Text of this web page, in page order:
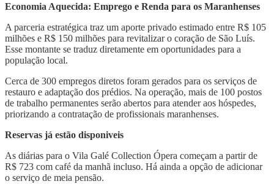
Economia Aquecida: Emprego e Renda para os Maranhenses
​A parceria estratégica traz um aporte privado estimado entre R$ 105
milhões e R$ 150 milhões para revitalizar o coração de São Luís.
Esse montante se traduz diretamente em oportunidades para a
população local.
Cerca de 300 empregos diretos foram gerados para os serviços de
restauro e adaptação dos prédios. Na operação, mais de 100 postos
de trabalho permanentes serão abertos para atender aos hóspedes,
priorizando a contratação de profissionais maranhenses.
Reservas já estão disponiveis
​As diárias para o Vila Galé Collection Ópera começam a partir de
R$ 723 com café da manhã incluso. Há ainda a opção de adicionar
o serviço de meia pensão.